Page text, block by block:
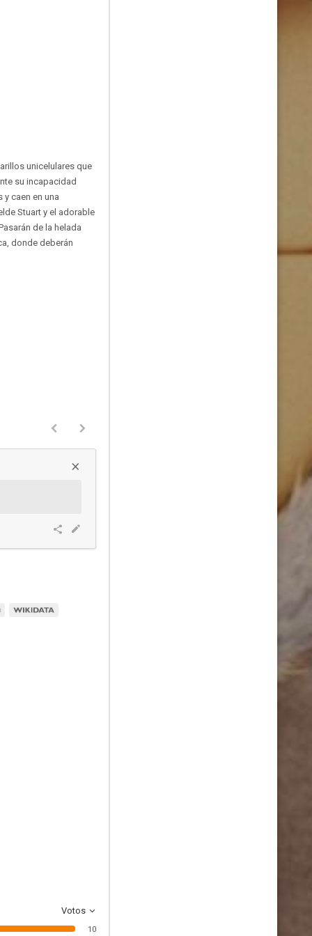
unicelulares que
su incapacidad
caen en una
Stuart y el adorable
de la helada
donde deberán
Votos
10